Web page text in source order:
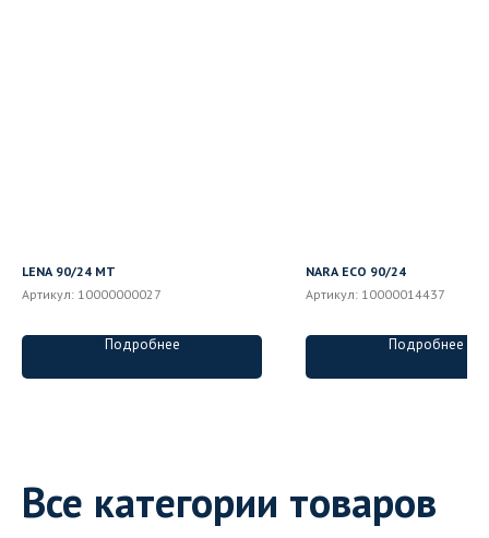
LENA 90/24 MT
Артикул: 10000000027
Подробнее
NARA ECO 90/24
Артикул: 10000014437
Подробнее
Все категории товаров